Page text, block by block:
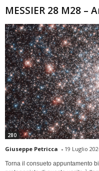
MESSIER 28 M28 –
280
Giuseppe Petricca - 19 Luglio
Torna il consueto appuntamento